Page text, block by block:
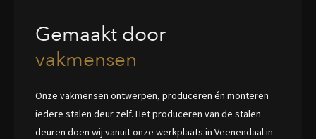
Gemaakt door
vakmensen
Onze vakmensen ontwerpen, produceren én monteren
iedere stalen deur zelf. Het produceren van de stalen
deuren doen wij vanuit onze werkplaats in Veenendaal in